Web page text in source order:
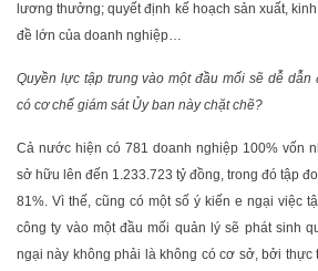
lương thưởng; quyết định kế hoạch sản xuất,
đề lớn của doanh nghiệp…
Quyền lực tập trung vào một đầu mối sẽ dễ dẫn
có cơ chế giám sát Ủy ban này chặt chẽ?
Cả nước hiện có 781 doanh nghiệp 100% vốn
sở hữu lên đến 1.233.723 tỷ đồng, trong đó tập
81%. Vì thế, cũng có một số ý kiến e ngại việc
công ty vào một đầu mối quản lý sẽ phát sinh
ngại này không phải là không có cơ sở, bởi thực